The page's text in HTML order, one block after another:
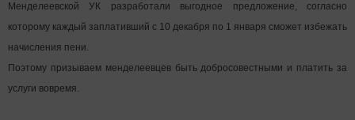
Менделеевской УК разработали выгодное предложение, согласно
которому каждый заплативший с 10 декабря по 1 января сможет избежать
начисления пени.
Поэтому призываем менделеевцев быть добросовестными и платить за
услуги вовремя.